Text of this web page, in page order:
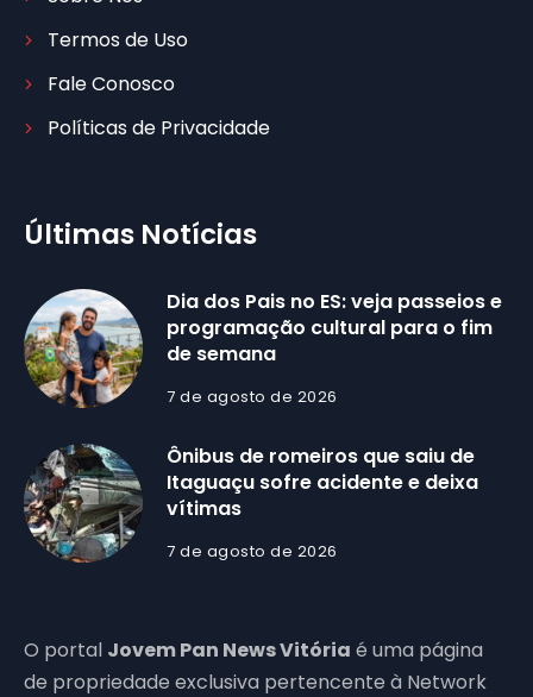
Termos de Uso
Fale Conosco
Políticas de Privacidade
Últimas Notícias
Dia dos Pais no ES: veja passeios e
programação cultural para o fim
de semana
7 de agosto de 2026
Ônibus de romeiros que saiu de
Itaguaçu sofre acidente e deixa
vítimas
7 de agosto de 2026
O portal Jovem Pan News Vitória é uma página
de propriedade exclusiva pertencente à Network